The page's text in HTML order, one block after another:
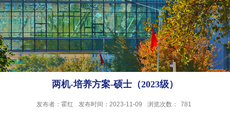
两机-培养方案-硕士（2023级）
发布者：霍红 发布时间：2023-11-09 浏览次数： 781